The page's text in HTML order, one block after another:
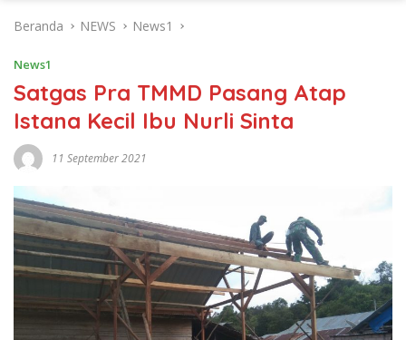
Beranda NEWS News1
News1
Satgas Pra TMMD Pasang Atap
Istana Kecil Ibu Nurli Sinta
11 September 2021